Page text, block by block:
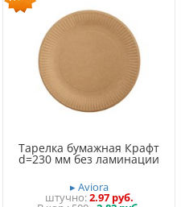
Тарелка бумажная Крафт
d=230 мм без ламинации
▸ Aviora
штучно 2.97 руб.